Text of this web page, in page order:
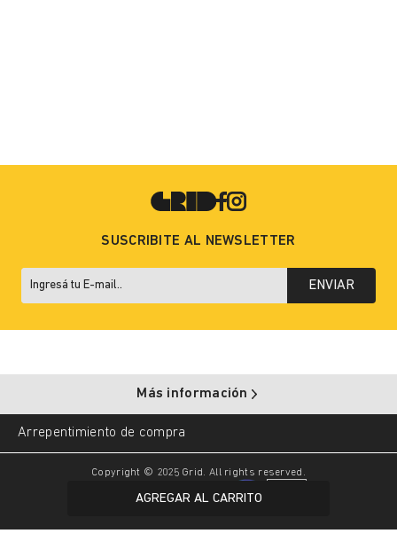
AGREGAR AL CARRITO
SUSCRIBITE AL NEWSLETTER
ENVIAR
Más información
Arrepentimiento de compra
Copyright © 2025 Grid. All rights reserved.